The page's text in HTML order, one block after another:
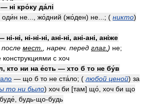
ні кро́ку да́лі
не..., жо́дний (жо́ден) не...; ( никто)
ні, ні-ні-ні, ані-ні, ані-ані, аніже
после мест. , нареч. перед глаг. ) не;
конструкциями с хоч
кто ни на е́сть — хто б то не бу́в
— що б то не ста́ло; ( любой ценой) за
то ни было) хоч би [там] що́, хоч би що
будь-що-будь